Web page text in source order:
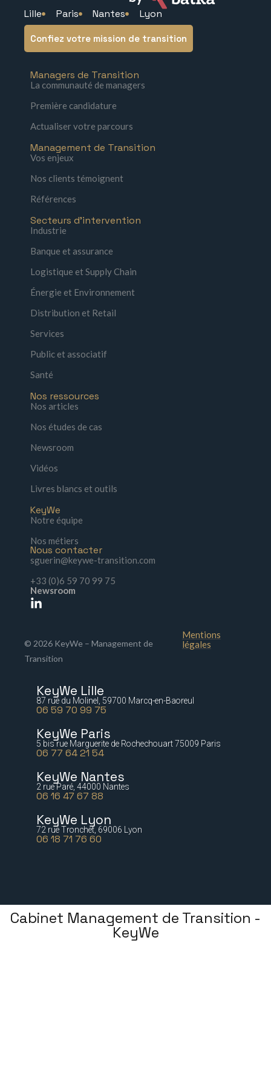
Lille Paris Nantes Lyon
Confiez votre mission de transition
Managers de Transition
La communauté de managers
Première candidature
Actualiser votre parcours
Management de Transition
Vos enjeux
Nos clients témoignent
Références
Secteurs d'intervention
Industrie
Banque et assurance
Logistique et Supply Chain
Énergie et Environnement
Distribution et Retail
Services
Public et associatif
Santé
Nos ressources
Nos articles
Nos études de cas
Newsroom
Vidéos
Livres blancs et outils
KeyWe
Notre équipe
Nos métiers
Nous contacter
sguerin@keywe-transition.com
+33 (0)6 59 70 99 75
Newsroom
© 2026 KeyWe – Management de
Transition
Mentions
légales
KeyWe Lille
87 rue du Molinel, 59700 Marcq-en-Baoreul
06 59 70 99 75
KeyWe Paris
5 bis rue Marguerite de Rochechouart 75009 Paris
06 77 64 21 54
KeyWe Nantes
2 rue Paré, 44000 Nantes
06 16 47 67 88
KeyWe Lyon
72 rue Tronchet, 69006 Lyon
06 18 71 76 60
Cabinet Management de Transition -
KeyWe